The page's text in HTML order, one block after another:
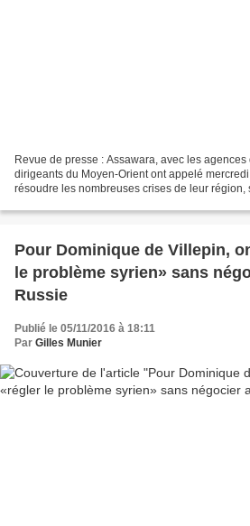
Revue de presse : Assawara, avec les
dirigeants du Moyen-Orient ont appelé
résoudre les nombreuses crises de leur région,
Pour Dominique de Villepin,
le problème syrien» sans
Russie
Publié le 05/11/2016 à 18:11
Par Gilles Munier